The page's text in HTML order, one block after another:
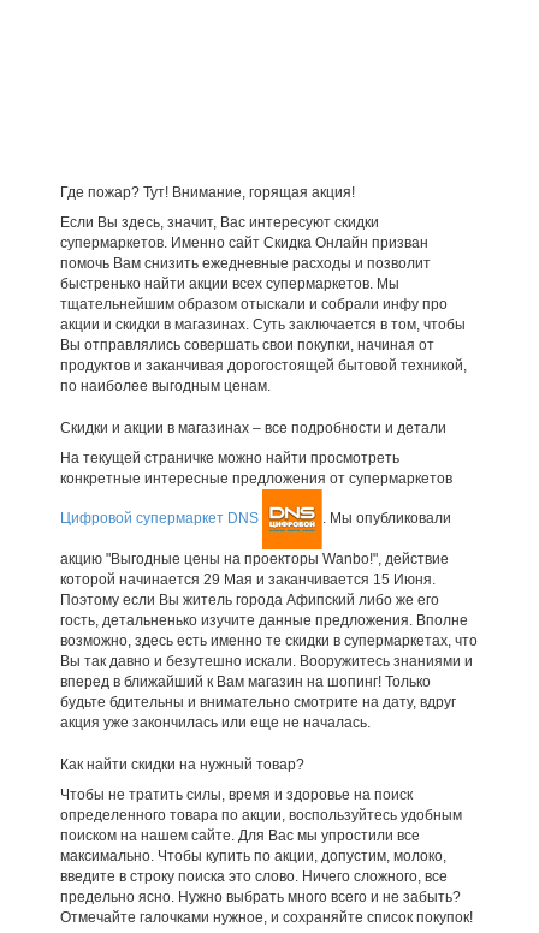
Где пожар? Тут! Внимание, горящая акция!
Если Вы здесь, значит, Вас интересуют скидки
супермаркетов. Именно сайт Скидка Онлайн призван
помочь Вам снизить ежедневные расходы и позволит
быстренько найти акции всех супермаркетов. Мы
тщательнейшим образом отыскали и собрали инфу про
акции и скидки в магазинах. Суть заключается в том, чтобы
Вы отправлялись совершать свои покупки, начиная от
продуктов и заканчивая дорогостоящей бытовой техникой,
по наиболее выгодным ценам.
Скидки и акции в магазинах – все подробности и детали
На текущей страничке можно найти просмотреть
конкретные интересные предложения от супермаркетов
Цифровой супермаркет DNS . Мы опубликовали
акцию "Выгодные цены на проекторы Wanbo!", действие
которой начинается 29 Мая и заканчивается 15 Июня.
Поэтому если Вы житель города Афипский либо же его
гость, детальненько изучите данные предложения. Вполне
возможно, здесь есть именно те скидки в супермаркетах, что
Вы так давно и безутешно искали. Вооружитесь знаниями и
вперед в ближайший к Вам магазин на шопинг! Только
будьте бдительны и внимательно смотрите на дату, вдруг
акция уже закончилась или еще не началась.
Как найти скидки на нужный товар?
Чтобы не тратить силы, время и здоровье на поиск
определенного товара по акции, воспользуйтесь удобным
поиском на нашем сайте. Для Вас мы упростили все
максимально. Чтобы купить по акции, допустим, молоко,
введите в строку поиска это слово. Ничего сложного, все
предельно ясно. Нужно выбрать много всего и не забыть?
Отмечайте галочками нужное, и сохраняйте список покупок!